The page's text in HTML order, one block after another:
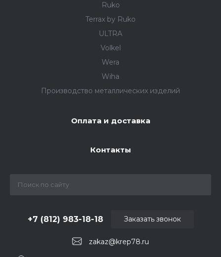
Ruko
Terrax by Ruko
ULTRA
Volkel
Wera
Wiha
Производство металлических изделий
Оплата и доставка
Контакты
zakaz@krep78.ru
+7 (812) 983-18-18 Заказать звонок